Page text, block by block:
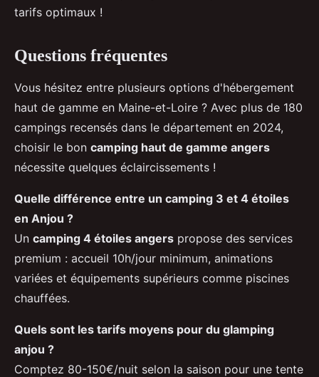
tarifs optimaux !
Questions fréquentes
Vous hésitez entre plusieurs options d'hébergement
haut de gamme en Maine-et-Loire ? Avec plus de 180
campings recensés dans le département en 2024,
choisir le bon camping haut de gamme angers
nécessite quelques éclaircissements !
Quelle différence entre un camping 3 et 4 étoiles
en Anjou ?
Un camping 4 étoiles angers propose des services
premium : accueil 10h/jour minimum, animations
variées et équipements supérieurs comme piscines
chauffées.
Quels sont les tarifs moyens pour du glamping
anjou ?
Comptez 80-150€/nuit selon la saison pour une tente